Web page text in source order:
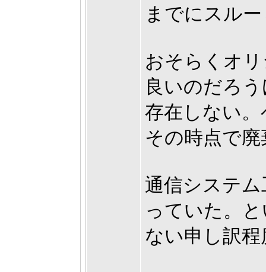
までにスル
おそらくオ
良いのだろ
存在しない
その時点で
通信システ
っていた。
ない申し訳